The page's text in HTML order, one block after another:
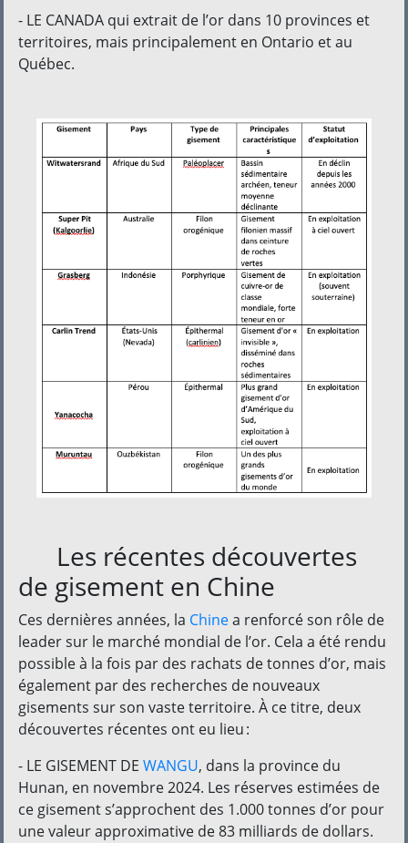
- LE CANADA qui extrait de l’or dans 10 provinces et
territoires, mais principalement en Ontario et au
Québec.
Les récentes découvertes
de gisement en Chine
Ces dernières années, la Chinea renforcé son rôle de
leader sur le marché mondial de l’or. Cela a été rendu
possible à la fois par des rachats de tonnes d’or, mais
également par des recherches de nouveaux
gisements sur son vaste territoire. À ce titre, deux
découvertes récentes ont eu lieu :
- LE GISEMENT DE WANGU, dans la province du
Hunan, en novembre 2024. Les réserves estimées de
ce gisement s’approchent des 1.000 tonnes d’or pour
une valeur approximative de 83 milliards de dollars.